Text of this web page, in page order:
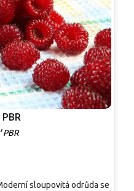
PBR
sloupovitá odrůda se